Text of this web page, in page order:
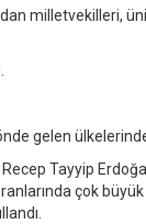
milletvekilleri,
gelen
Recep Tayyip
çok büyük